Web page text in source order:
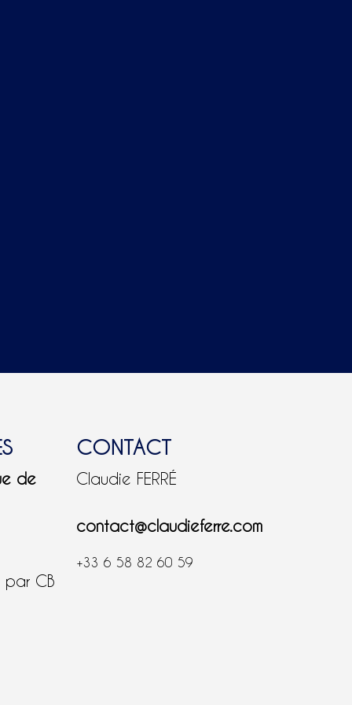
de
par CB
CONTACT
Claudie FERRÉ
contact@claudieferre.com
+33 6 58 82 60 59